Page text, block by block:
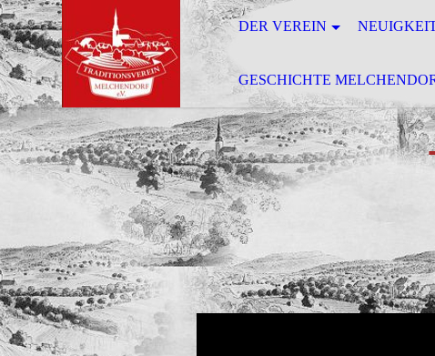
DER VEREIN
GESCHICHTE